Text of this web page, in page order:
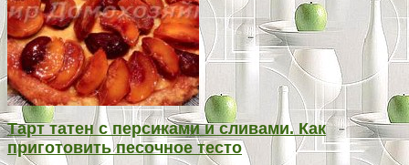
Тарт татен с персиками и сливами. Как
приготовить песочное тесто